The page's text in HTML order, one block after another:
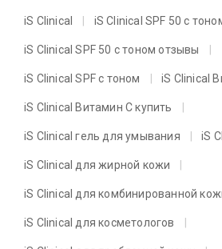
iS Clinical iS Clinical SPF 50 с
iS Clinical SPF 50 с тоном отзывы
iS Clinical SPF с тоном iS Clinical
iS Clinical Витамин C купить
iS Clinical гель для умывания iS
iS Clinical для жирной кожи
iS Clinical для комбинированной
iS Clinical для косметологов